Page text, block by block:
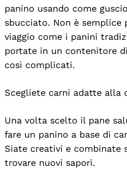
panino usando come
sbucciato. Non è semplice
viaggio come i panini
portate in un contenitore
così complicati.
Scegliete carni adatte alla
Una volta scelto il pane
fare un panino a base di
Siate creativi e combinate
trovare nuovi sapori.